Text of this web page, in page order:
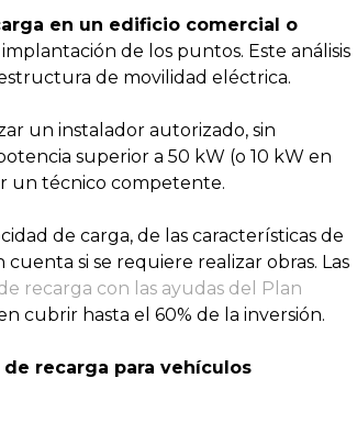
en un edificio comercial o
de los puntos. Este análisis
de movilidad eléctrica.
un instalador autorizado, sin
superior a 50 kW (o 10 kW en
un técnico competente.
de carga, de las características de
si se requiere realizar obras. Las
recarga con las ayudas del Plan
cubrir hasta el 60% de la inversión.
recarga para vehículos